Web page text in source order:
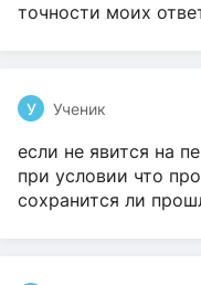
точности моих
У Ученик
если не явится на
при условии что
сохранится ли